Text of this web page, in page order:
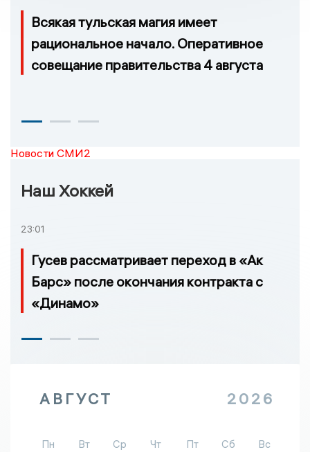
Всякая тульская магия имеет
рациональное начало. Оперативное
совещание правительства 4 августа
Новости СМИ2
Наш Хоккей
23:01
Гусев рассматривает переход в «Ак
Барс» после окончания контракта с
«Динамо»
АВГУСТ 2026
Пн Вт Ср Чт Пт Сб
Вс